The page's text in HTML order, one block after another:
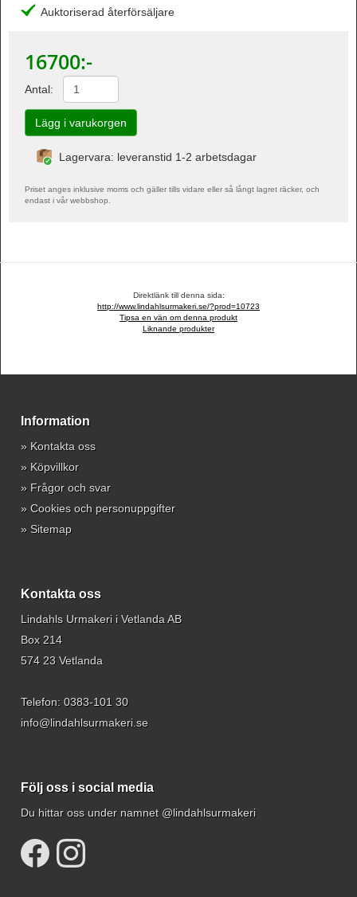
Auktoriserad återförsäljare
16700:-
Antal:
Lagervara: leveranstid 1-2 arbetsdagar
Priset anges inklusive moms och gäller tills vidare eller så långt lagret räcker, och
endast i vår webbshop.
Direktlänk till denna sida:
http://www.lindahlsurmakeri.se/?prod=10723
Tipsa en vän om denna produkt
Liknande produkter
Information
» Kontakta oss
» Köpvillkor
» Frågor och svar
» Cookies och personuppgifter
» Sitemap
Kontakta oss
Lindahls Urmakeri i Vetlanda AB
Box 214
574 23 Vetlanda
Telefon: 0383-101 30
info@lindahlsurmakeri.se
Följ oss i social media
Du hittar oss under namnet @lindahlsurmakeri